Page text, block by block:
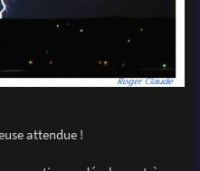
attendue !